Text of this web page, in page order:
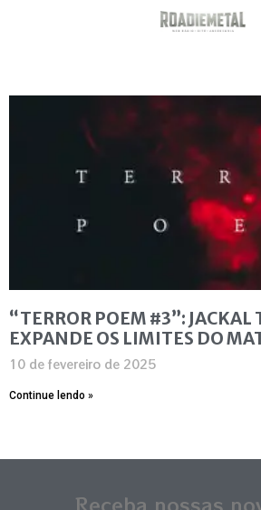
“TERROR POEM #3”: JACKAL
EXPANDE OS LIMITES DO
10 de fevereiro de 2025
Continue lendo »
Receba nossas